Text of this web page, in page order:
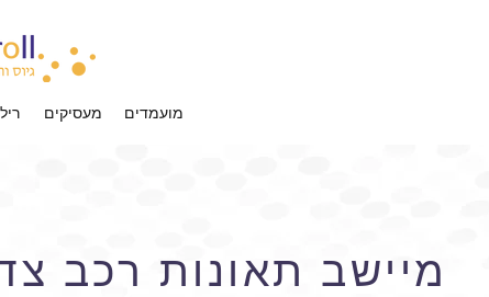
מועמדים מעסיקים
מיישב תאונות רכב